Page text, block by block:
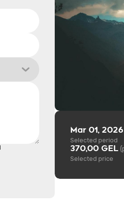
Mar 01, 2026
Selected period
370,00 GEL
Selected price